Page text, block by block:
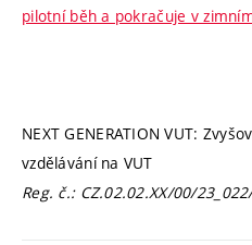
pilotní běh a pokračuje v
NEXT GENERATION VUT:
vzdělávání na VUT
Reg. č.: CZ.02.02.XX/00/